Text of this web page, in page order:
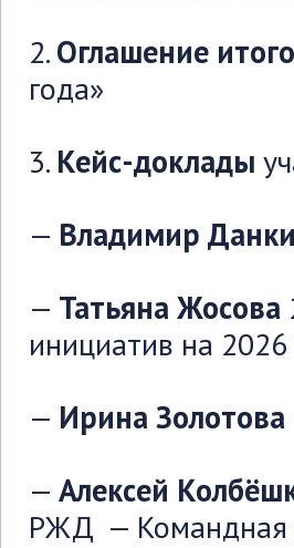
2.Оглашение
года»
3. Кейс-доклады
— Владимир
— Татьяна Жосова
инициатив на 2026
— Ирина Золотова
— Алексей
РЖД — Командная